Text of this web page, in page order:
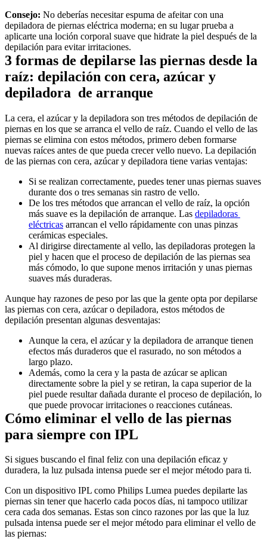
Consejo: No deberías necesitar espuma de afeitar con una
depiladora de piernas eléctrica moderna; en su lugar prueba a
aplicarte una loción corporal suave que hidrate la piel después de la
depilación para evitar irritaciones.
3 formas de depilarse las piernas desde la
raíz: depilación con cera, azúcar y
depiladora  de arranque
La cera, el azúcar y la depiladora son tres métodos de depilación de
piernas en los que se arranca el vello de raíz. Cuando el vello de las
piernas se elimina con estos métodos, primero deben formarse
nuevas raíces antes de que pueda crecer vello nuevo. La depilación
de las piernas con cera, azúcar y depiladora tiene varias ventajas:
Si se realizan correctamente, puedes tener unas piernas suaves
durante dos o tres semanas sin rastro de vello.
De los tres métodos que arrancan el vello de raíz, la opción
más suave es la depilación de arranque. Las depiladoras
eléctricas arrancan el vello rápidamente con unas pinzas
cerámicas especiales.
Al dirigirse directamente al vello, las depiladoras protegen la
piel y hacen que el proceso de depilación de las piernas sea
más cómodo, lo que supone menos irritación y unas piernas
suaves más duraderas.
Aunque hay razones de peso por las que la gente opta por depilarse
las piernas con cera, azúcar o depiladora, estos métodos de
depilación presentan algunas desventajas:
Aunque la cera, el azúcar y la depiladora de arranque tienen
efectos más duraderos que el rasurado, no son métodos a
largo plazo.
Además, como la cera y la pasta de azúcar se aplican
directamente sobre la piel y se retiran, la capa superior de la
piel puede resultar dañada durante el proceso de depilación, lo
que puede provocar irritaciones o reacciones cutáneas.
Cómo eliminar el vello de las piernas
para siempre con IPL
Si sigues buscando el final feliz con una depilación eficaz y
duradera, la luz pulsada intensa puede ser el mejor método para ti.
Con un dispositivo IPL como Philips Lumea puedes depilarte las
piernas sin tener que hacerlo cada pocos días, ni tampoco utilizar
cera cada dos semanas. Estas son cinco razones por las que la luz
pulsada intensa puede ser el mejor método para eliminar el vello de
las piernas: